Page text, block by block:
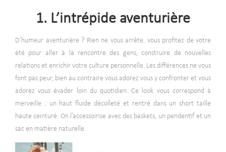
1. L’intrépide aventurière
D’humeur aventurière ? Rien ne vous arrête, vous profitez de votre
été pour aller à la rencontre des gens, construire de nouvelles
relations et enrichir votre culture personnelle. Les différences ne vous
font pas peur, bien au contraire vous adorez vous y confronter et vous
adorez vous évader loin du quotidien. Ce look vous correspond à
merveille : un haut fluide décolleté et rentré dans un short taille
haute ceinturé. On l’accessoirise avec des baskets, un pendentif et un
sac en matière naturelle.